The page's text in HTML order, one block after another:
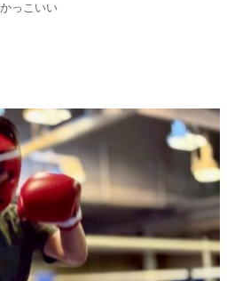
かっこいい